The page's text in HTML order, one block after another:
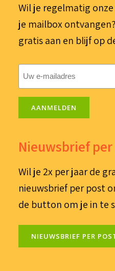
Wil je regelmatig
je mailbox
gratis aan en blijf op
mailadres
AANMELDEN
Nieuwsbrief
Wil je 2x per jaar de
nieuwsbrief per post
de button om je in te
NIEUWSBRIEF PER